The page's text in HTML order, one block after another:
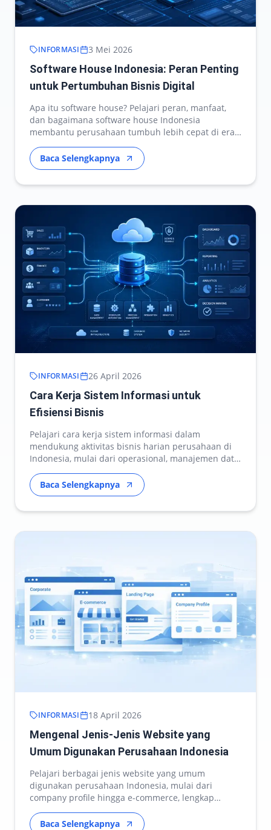
INFORMASI 3 Mei 2026
Software House Indonesia: Peran Penting
untuk Pertumbuhan Bisnis Digital
Apa itu software house? Pelajari peran, manfaat,
dan bagaimana software house Indonesia
membantu perusahaan tumbuh lebih cepat di era
Baca Selengkapnya
INFORMASI 26 April 2026
Cara Kerja Sistem Informasi untuk
Efisiensi Bisnis
Pelajari cara kerja sistem informasi dalam
mendukung aktivitas bisnis harian perusahaan di
Indonesia, mulai dari operasional, manajemen data,
Baca Selengkapnya
INFORMASI 18 April 2026
Mengenal Jenis-Jenis Website yang
Umum Digunakan Perusahaan Indonesia
Pelajari berbagai jenis website yang umum
digunakan perusahaan Indonesia, mulai dari
company profile hingga e-commerce, lengkap
dengan fungsi dan manf…
Baca Selengkapnya